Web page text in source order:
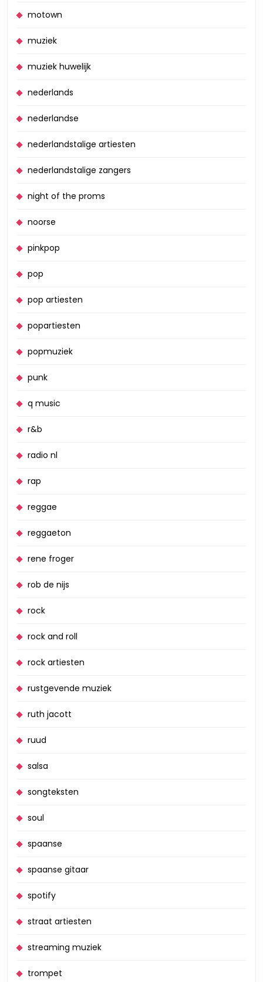
motown
muziek
muziek huwelijk
nederlands
nederlandse
nederlandstalige artiesten
nederlandstalige zangers
night of the proms
noorse
pinkpop
pop
pop artiesten
popartiesten
popmuziek
punk
q music
r&b
radio nl
rap
reggae
reggaeton
rene froger
rob de nijs
rock
rock and roll
rock artiesten
rustgevende muziek
ruth jacott
ruud
salsa
songteksten
soul
spaanse
spaanse gitaar
spotify
straat artiesten
streaming muziek
trompet